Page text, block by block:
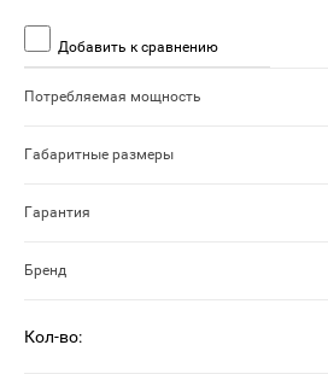
Добавить к сравнению
Потребляемая мощность
Габаритные размеры
Гарантия
Бренд
Кол-во: